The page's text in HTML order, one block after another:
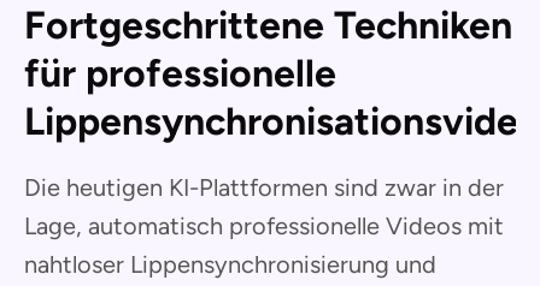
Fortgeschrittene Techniken
für professionelle
Die heutigen KI-Plattformen sind zwar in der
Lage, automatisch professionelle Videos mit
nahtloser Lippensynchronisierung und